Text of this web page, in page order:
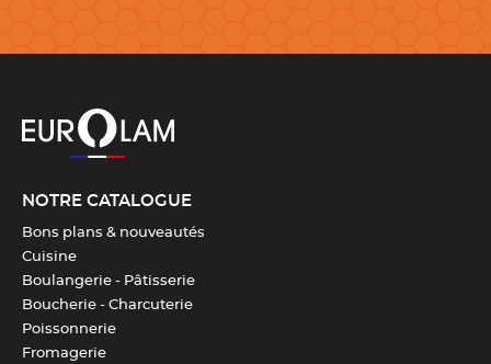
Télécharger la fiche produit
NOTRE CATALOGUE
Bons plans & nouveautés
Cuisine
Boulangerie - Pâtisserie
Boucherie - Charcuterie
Poissonnerie
Fromagerie